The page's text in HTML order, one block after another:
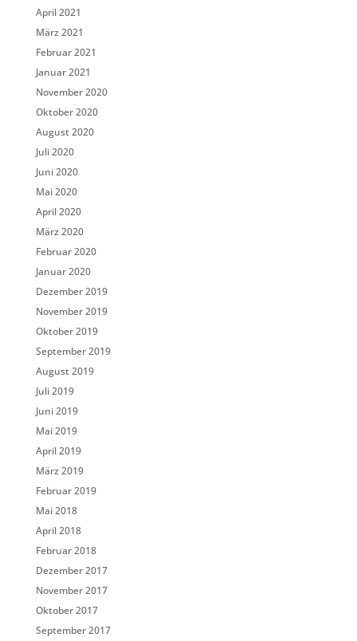
April 2021
März 2021
Februar 2021
Januar 2021
November 2020
Oktober 2020
August 2020
Juli 2020
Juni 2020
Mai 2020
April 2020
März 2020
Februar 2020
Januar 2020
Dezember 2019
November 2019
Oktober 2019
September 2019
August 2019
Juli 2019
Juni 2019
Mai 2019
April 2019
März 2019
Februar 2019
Mai 2018
April 2018
Februar 2018
Dezember 2017
November 2017
Oktober 2017
September 2017